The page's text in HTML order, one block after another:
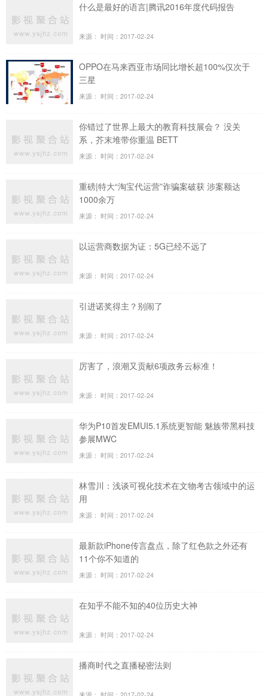
什么是最好的语言|腾讯2016年度代码报告
来源： 时间：2017-02-24
OPPO在马来西亚市场同比增长超100%仅次于
三星
来源： 时间：2017-02-24
你错过了世界上最大的教育科技展会？ 没关
系，芥末堆带你重温 BETT
来源： 时间：2017-02-24
重磅|特大“淘宝代运营”诈骗案破获 涉案额达
1000余万
来源： 时间：2017-02-24
以运营商数据为证：5G已经不远了
来源： 时间：2017-02-24
引进诺奖得主？别闹了
来源： 时间：2017-02-24
厉害了，浪潮又贡献6项政务云标准！
来源： 时间：2017-02-24
华为P10首发EMUI5.1系统更智能 魅族带黑科技
参展MWC
来源： 时间：2017-02-24
林雪川：浅谈可视化技术在文物考古领域中的运
用
来源： 时间：2017-02-24
最新款iPhone传言盘点，除了红色款之外还有
11个你不知道的
来源： 时间：2017-02-24
在知乎不能不知的40位历史大神
来源： 时间：2017-02-24
播商时代之直播秘密法则